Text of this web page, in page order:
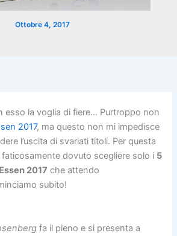
Ottobre 4, 2017
esso la voglia di fiere… Purtroppo non
2017, ma questo non mi impedisce
l’uscita di svariati titoli. Per questa
dovuto scegliere solo i 5
2017 che attendo
subito!
fa il pieno e si presenta a